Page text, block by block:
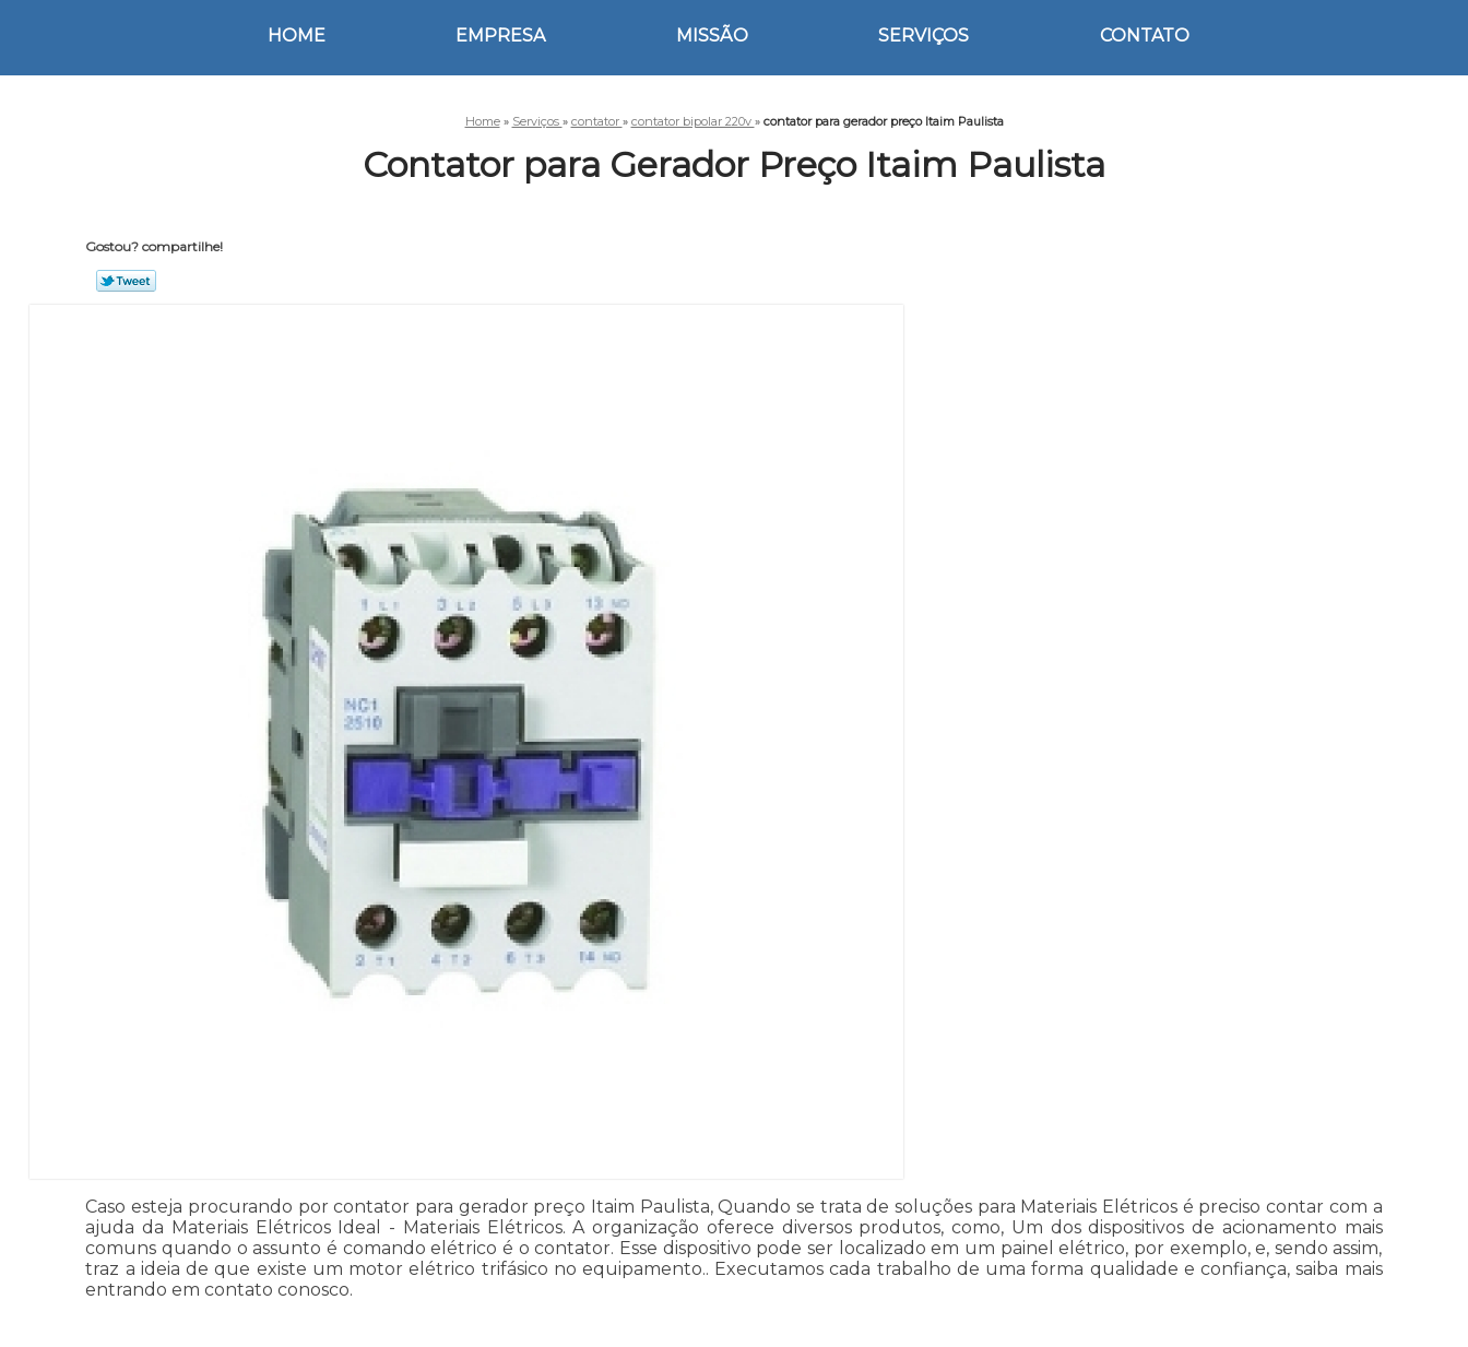
HOME EMPRESA MISSÃO SERVIÇOS CONTATO
Home » Serviços » contator » contator bipolar 220v » contator para gerador preço Itaim Paulista
Contator para Gerador Preço Itaim Paulista
Gostou? compartilhe!
Caso esteja procurando por contator para gerador preço Itaim Paulista, Quando se trata de soluções para Materiais Elétricos é preciso contar com a
ajuda da Materiais Elétricos Ideal - Materiais Elétricos. A organização oferece diversos produtos, como, Um dos dispositivos de acionamento mais
comuns quando o assunto é comando elétrico é o contator. Esse dispositivo pode ser localizado em um painel elétrico, por exemplo, e, sendo assim,
traz a ideia de que existe um motor elétrico trifásico no equipamento.. Executamos cada trabalho de uma forma qualidade e confiança, saiba mais
entrando em contato conosco.